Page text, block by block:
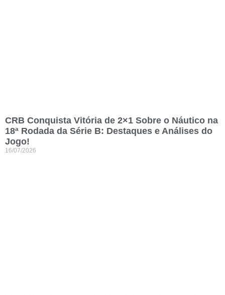
CRB Conquista Vitória de 2×1 Sobre o Náutico na
18ª Rodada da Série B: Destaques e Análises do
Jogo!
16/07/2026